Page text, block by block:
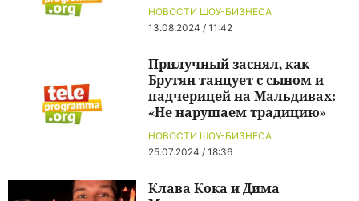
НОВОСТИ ШОУ-БИЗНЕСА
13.08.2024 / 11:42
НОВОСТИ ШОУ-БИЗНЕСА
25.07.2024 / 18:36
Прилучный заснял, как
Брутян танцует с сыном и
падчерицей на Мальдивах:
«Не нарушаем традицию»
Клава Кока и Дима